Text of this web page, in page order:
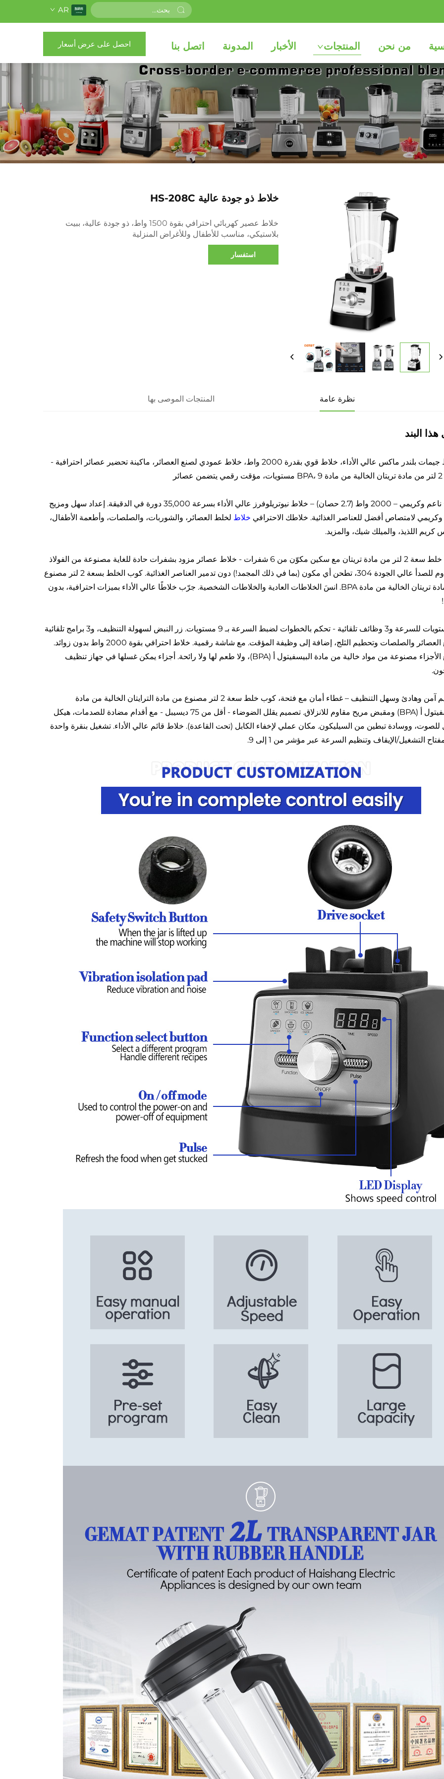
AR
من نحن المنتجات الأخبار المدونة اتصل بنا احصل على عرض أسعار
خلاط ذو جودة عالية HS-208C
خلاط عصير كهربائي احترافي بقوة 1500 واط، ذو جودة عالية، ببيت
بلاستيكي، مناسب للأطفال وللأغراض المنزلية
استفسار
نظرة عامة المنتجات الموصى بها
البند
خلاط جيمات بلندر ماكس عالي الأداء، خلاط قوي بقدرة 2000 واط، خلاط عمودي لصنع العصائر، ماكينة تحضير عصائر احترافية -
مزيج ناعم وكريمي – 2000 واط (2.7 حصان) – خلاط نيوتريلوفرز عالي الأداء بسرعة 35,000 دورة في الدقيقة. إعداد سهل ومزيج
وكريمي لامتصاص أفضل للعناصر الغذائية. خلاطك الاحترافي خلاط لخلط العصائر، والشوربات، والصلصات، وأطعمة الأطفال،
كريم اللذيذ، والميلك شيك، والمزيد.
كوب خلط سعة 2 لتر من مادة تريتان مع سكين مكوّن من 6 شفرات - خلاط عصائر مزود بشفرات حادة للغاية مصنوعة من الفولاذ
المقاوم للصدأ عالي الجودة 304، تطحن أي مكون (بما في ذلك المجمد!) دون تدمير العناصر الغذائية. كوب الخلط بسعة 2 لتر مصنوع
من مادة تريتان الخالية من مادة BPA. انسَ الخلاطات العادية والخلاطات الشخصية. جرّب خلاطًا عالي الأداء بميزات احترافية، بدون
9 مستويات للسرعة و3 وظائف تلقائية - تحكم بالخطوات لضبط السرعة بـ 9 مستويات. زر النبض لسهولة التنظيف، و3 برامج تلقائية
لصنع العصائر والصلصات وتحطيم الثلج، إضافة إلى وظيفة المؤقت. مع شاشة رقمية. خلاط احترافي بقوة 2000 واط بدون زوائد.
جميع الأجزاء مصنوعة من مواد خالية من مادة البيسفيتول أ (BPA)، ولا طعم لها ولا رائحة. أجزاء يمكن غسلها في جهاز تنظيف
تصميم آمن وهادئ وسهل التنظيف – غطاء أمان مع فتحة، كوب خلط سعة 2 لتر مصنوع من مادة الترايتان الخالية من مادة
البيسفيتول أ (BPA) ومقبض مريح مقاوم للانزلاق. تصميم يقلل الضوضاء - أقل من 75 ديسيبل - مع أقدام مضادة للصدمات، هيكل
للصوت، ووسادة تبطين من السيليكون. مكان عملي لإخفاء الكابل (تحت القاعدة). خلاط قائم عالي الأداء. تشغيل بنقرة واحدة
التشغيل/الإيقاف وتنظيم السرعة عبر مؤشر من 1 إلى 9.